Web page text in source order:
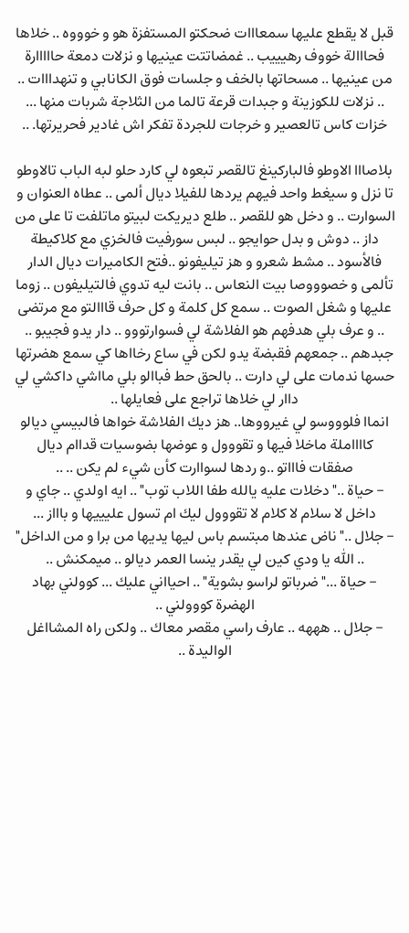
قبل لا يقطع عليها سمعااات ضحكتو المستفزة هو و خوووه .. خلاها
فحااالة خووف رهيييب .. غمضاتتت عينيها و نزلات دمعة حااااارة
من عينيها .. مسحاتها بالخف و جلسات فوق الكانابي و تنهدااات ..
.. نزلات للكوزينة و جبدات قرعة تالما من الثلاجة شربات منها ...
خزات كاس تالعصير و خرجات للجردة تفكر اش غادير فحريرتها. ..
بلاصااا الاوطو فالباركينغ تالقصر تبعوه لي كارد حلو لبه الباب تالاوطو
تا نزل و سيغط واحد فيهم يردها للفيلا ديال ألمى .. عطاه العنوان و
السوارت .. و دخل هو للقصر .. طلع ديريكت لبيتو ماتلفت تا على من
داز .. دوش و بدل حوايجو .. لبس سورفيت فالخزي مع كلاكيطة
فالأسود .. مشط شعرو و هز تيليفونو ..فتح الكاميرات ديال الدار
تألمى و خصوووصا بيت النعاس .. بانت ليه تدوي فالتيليفون .. زوما
عليها و شغل الصوت .. سمع كل كلمة و كل حرف قااالتو مع مرتضى
.. و عرف بلي هدفهم هو الفلاشة لي فسوارتووو .. دار يدو فجيبو ..
جبدهم .. جمعهم فقبضة يدو لكن في ساع رخااها كي سمع هضرتها
حسها ندمات على لي دارت .. بالحق حط فباالو بلي مااشي داكشي لي
داار لي خلاها تراجع على فعايلها ..
انماا فلوووسو لي غيرووها.. هز ديك الفلاشة خواها فالبيسي ديالو
كااااملة ماخلا فيها و تقووول و عوضها بضوسيات قداام ديال
صفقات فاااتو ..و ردها لسواارت كأن شيء لم يكن .. ..
- حياة .." دخلات عليه يالله طفا اللاب توب" .. ايه اولدي .. جاي و
داخل لا سلام لا كلام لا تقووول ليك ام تسول عليييها و باااز ...
- جلال .." ناض عندها مبتسم باس ليها يديها من برا و من الداخل"
.. الله يا ودي كين لي يقدر ينسا العمر ديالو .. ميمكنش ..
- حياة ..." ضرباتو لراسو بشوية" .. احيااني عليك ... كوولني بهاد
الهضرة كووولني ..
- جلال .. هههه .. عارف راسي مقصر معاك .. ولكن راه المشااغل
الواليدة ..